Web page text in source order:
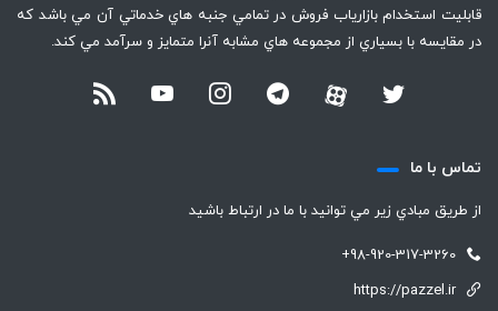
قابليت استخدام بازارياب فروش در تمامي جنبه هاي خدماتي آن مي باشد كه
در مقايسه با بسياري از مجموعه هاي مشابه آنرا متمايز و سرآمد مي كند.
تماس با ما
از طريق مبادي زير مي توانيد با ما در ارتباط باشيد
+98-920-317-3260
https://pazzel.ir